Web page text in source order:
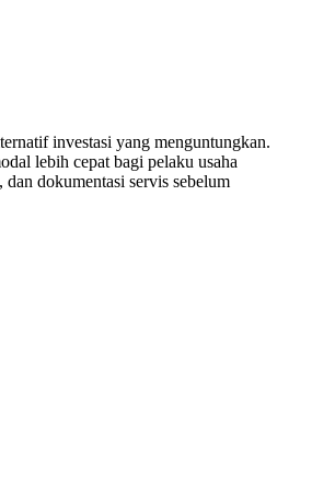
investasi yang menguntungkan.
lebih cepat bagi pelaku usaha
dokumentasi servis sebelum